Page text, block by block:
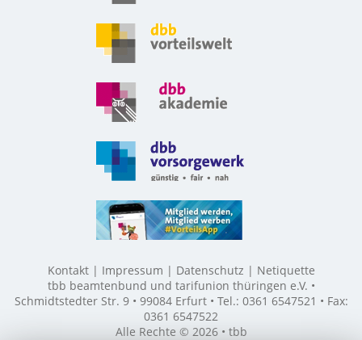
Kontakt Impressum Datenschutz
Netiquette
tbb beamtenbund und tarifunion thüringen e.V. •
Schmidtstedter Str. 9 • 99084 Erfurt • Tel.: 0361 6547521 • Fax:
0361 6547522
Alle Rechte © 2026 • tbb